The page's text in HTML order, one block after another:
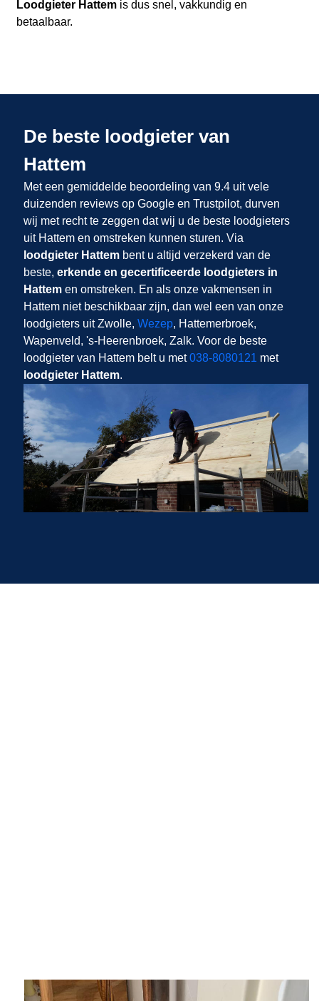
Loodgieter Hattemis dus snel, vakkundig en
betaalbaar.
De beste loodgieter van
Hattem
Met een gemiddelde beoordeling van 9.4 uit vele
duizenden reviews op Google en Trustpilot, durven
wij met recht te zeggen dat wij u de beste loodgieters
uit Hattem en omstreken kunnen sturen. Via
loodgieter Hattembent u altijd verzekerd van de
beste, erkende en gecertificeerde loodgieters in
Hattemen omstreken. En als onze vakmensen in
Hattem niet beschikbaar zijn, dan wel een van onze
loodgieters uit Zwolle, Wezep, Hattemerbroek,
Wapenveld, 's-Heerenbroek, Zalk. Voor de beste
loodgieter van Hattem belt u met038-8080121 met
loodgieter Hattem.